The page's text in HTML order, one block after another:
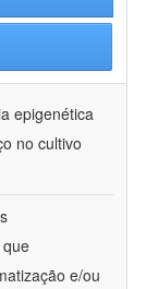
epigenética
no cultivo
e/ou